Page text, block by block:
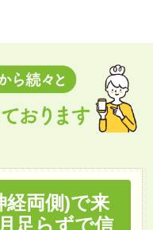
経両側)で来
足らずで信